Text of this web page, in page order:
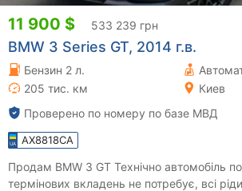
11 900 $ 533 239 грн
BMW 3 Series GT, 2014 г.в.
Бензин 2 л.
205 тис. км
Киев
Проверено по номеру по базе МВД
AX8818CA
Продам BMW 3 GT Технічно автомобіль повністю в порядку,
термінових вкладень не потребує, всі